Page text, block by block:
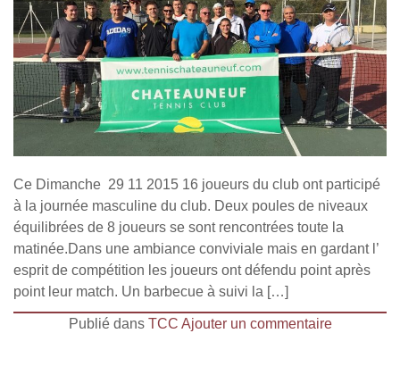
Ce Dimanche 29 11 2015 16 joueurs du club ont participé
à la journée masculine du club. Deux poules de niveaux
équilibrées de 8 joueurs se sont rencontrées toute la
matinée.Dans une ambiance conviviale mais en gardant l’
esprit de compétition les joueurs ont défendu point après
point leur match. Un barbecue à suivi la […]
Publié dans TCC Ajouter un commentaire